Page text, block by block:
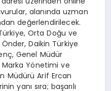
alanında uzman
değerlendirilecek.
Orta Doğu ve
Daikin Türkiye
Genel Müdür
Marka Yönetimi ve
Müdürü Arif Ercan
yanı sıra; başarılı